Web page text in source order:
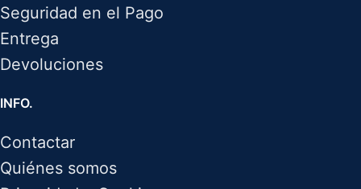
Seguridad en el Pago
Entrega
Devoluciones
INFO.
Contactar
Quiénes somos